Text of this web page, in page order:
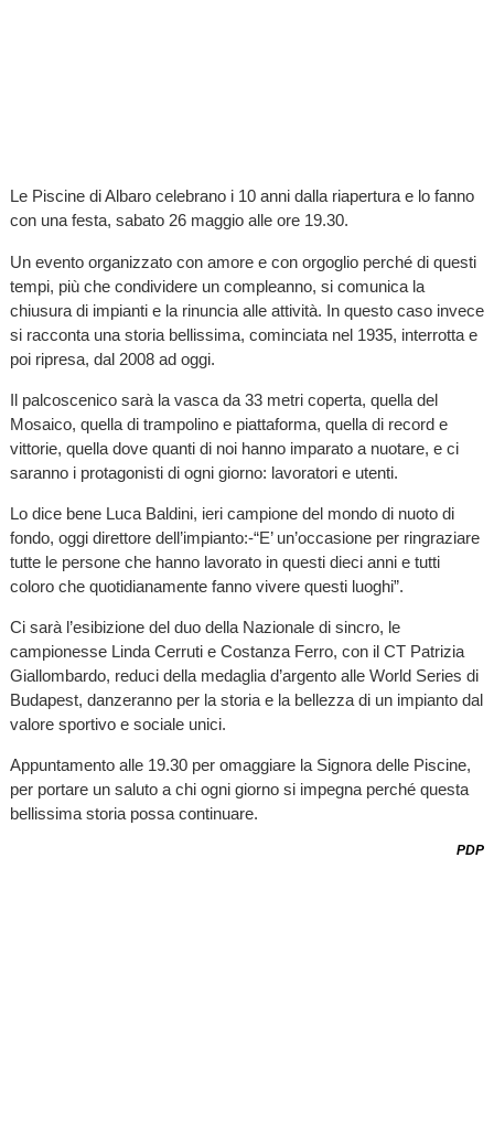
Le Piscine di Albaro celebrano i 10 anni dalla riapertura e lo fanno
con una festa, sabato 26 maggio alle ore 19.30.
Un evento organizzato con amore e con orgoglio perché di questi
tempi, più che condividere un compleanno, si comunica la
chiusura di impianti e la rinuncia alle attività. In questo caso invece
si racconta una storia bellissima, cominciata nel 1935, interrotta e
poi ripresa, dal 2008 ad oggi.
Il palcoscenico sarà la vasca da 33 metri coperta, quella del
Mosaico, quella di trampolino e piattaforma, quella di record e
vittorie, quella dove quanti di noi hanno imparato a nuotare, e ci
saranno i protagonisti di ogni giorno: lavoratori e utenti.
Lo dice bene Luca Baldini, ieri campione del mondo di nuoto di
fondo, oggi direttore dell’impianto:-“E’ un’occasione per ringraziare
tutte le persone che hanno lavorato in questi dieci anni e tutti
coloro che quotidianamente fanno vivere questi luoghi”.
Ci sarà l’esibizione del duo della Nazionale di sincro, le
campionesse Linda Cerruti e Costanza Ferro, con il CT Patrizia
Giallombardo, reduci della medaglia d’argento alle World Series di
Budapest, danzeranno per la storia e la bellezza di un impianto dal
valore sportivo e sociale unici.
Appuntamento alle 19.30 per omaggiare la Signora delle Piscine,
per portare un saluto a chi ogni giorno si impegna perché questa
bellissima storia possa continuare.
PDP